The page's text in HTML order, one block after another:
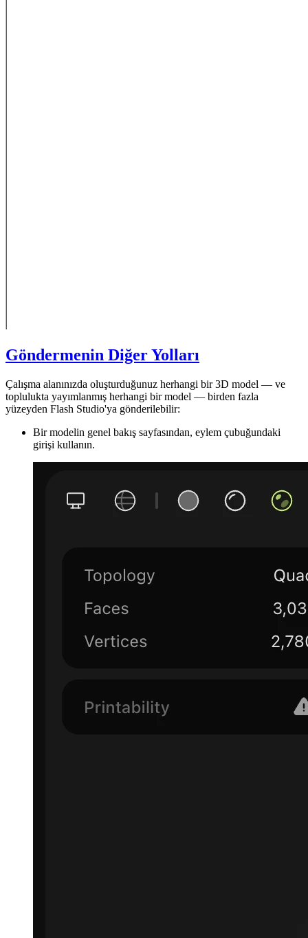
Göndermenin Diğer Yolları
Çalışma alanınızda oluşturduğunuz herhangi bir 3D model — ve
toplulukta yayımlanmış herhangi bir model — birden fazla
yüzeyden Flash Studio'ya gönderilebilir:
Bir modelin genel bakış sayfasından, eylem çubuğundaki
girişi kullanın.